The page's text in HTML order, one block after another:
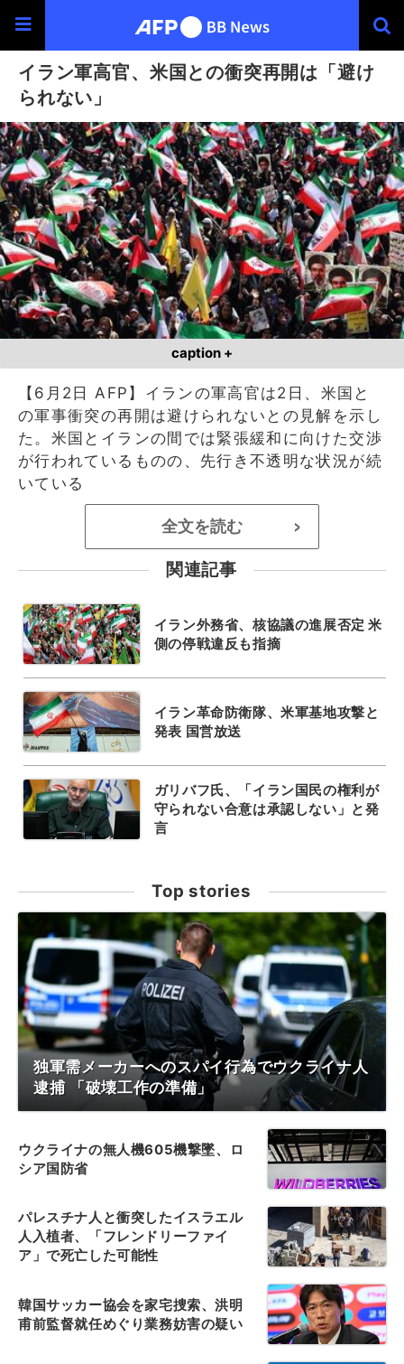
イラン軍高官、米国との衝突再開は「避け
られない」
caption +
【6月2日 AFP】イランの軍高官は2日、米国と
の軍事衝突の再開は避けられないとの見解を示し
た。米国とイランの間では緊張緩和に向けた交渉
が行われているものの、先行き不透明な状況が続
いている
全文を読む >
関連記事
イラン外務省、核協議の進展否定 米
側の停戦違反も指摘
イラン革命防衛隊、米軍基地攻撃と
発表 国営放送
ガリバフ氏、「イラン国民の権利が
守られない合意は承認しない」と発
言
Top stories
独軍需メーカーへのスパイ行為でウクライナ人
逮捕 「破壊工作の準備」
ウクライナの無人機605機撃墜、ロ
シア国防省
パレスチナ人と衝突したイスラエル
人入植者、「フレンドリーファイ
ア」で死亡した可能性
韓国サッカー協会を家宅捜索、洪明
甫前監督就任めぐり業務妨害の疑い